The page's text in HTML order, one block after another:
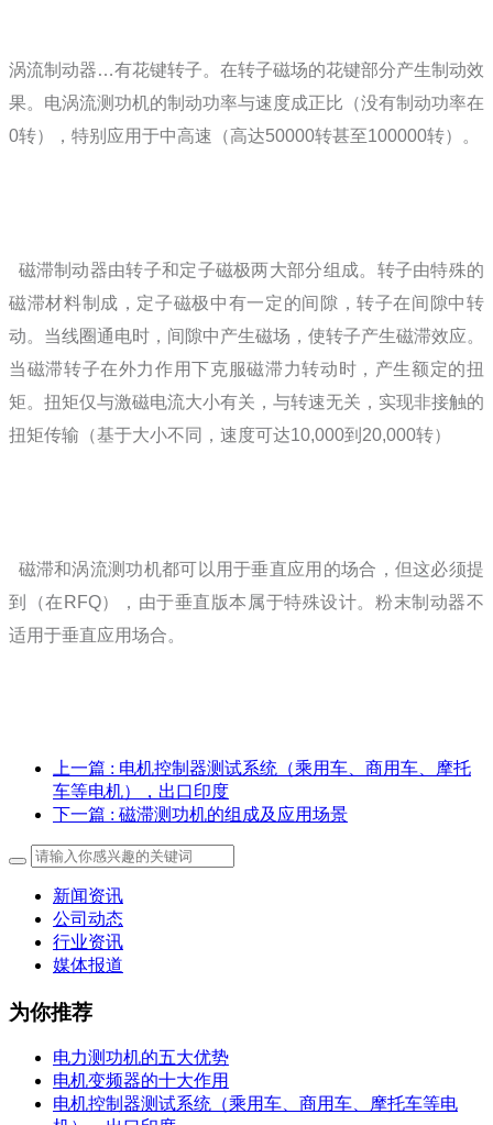
涡流制动器…有花键转子。在转子磁场的花键部分产生制动效
果。电涡流测功机的制动功率与速度成正比（没有制动功率在
0转），特别应用于中高速（高达50000转甚至100000转）。
磁滞制动器由转子和定子磁极两大部分组成。转子由特殊的
磁滞材料制成，定子磁极中有一定的间隙，转子在间隙中转
动。当线圈通电时，间隙中产生磁场，使转子产生磁滞效应。
当磁滞转子在外力作用下克服磁滞力转动时，产生额定的扭
矩。扭矩仅与激磁电流大小有关，与转速无关，实现非接触的
扭矩传输（基于大小不同，速度可达10,000到 20,000转）
磁滞和涡流测功机都可以用于垂直应用的场合，但这必须提
到（在 RFQ），由于垂直版本属于特殊设计。粉末制动器不
适用于垂直应用场合。
上一篇 : 电机控制器测试系统（乘用车、商用车、摩托
车等电机），出口印度
下一篇 : 磁滞测功机的组成及应用场景
新闻资讯
公司动态
行业资讯
媒体报道
为你推荐
电力测功机的五大优势
电机变频器的十大作用
电机控制器测试系统（乘用车、商用车、摩托车等电